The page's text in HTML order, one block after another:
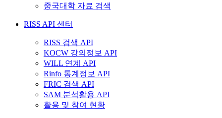
중국대학 자료 검색
RISS API 센터
RISS 검색 API
KOCW 강의정보 API
WILL 연계 API
Rinfo 통계정보 API
FRIC 검색 API
SAM 분석활용 API
활용 및 참여 현황